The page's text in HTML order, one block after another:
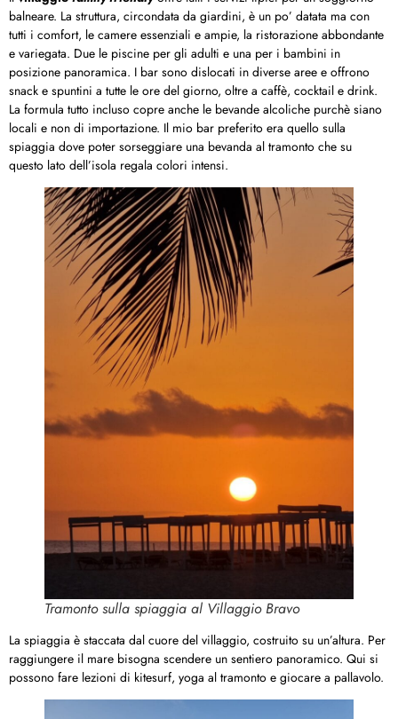
balneare. La struttura, circondata da giardini, è un po’ datata ma con
tutti i comfort, le camere essenziali e ampie, la ristorazione abbondante
e variegata. Due le piscine per gli adulti e una per i bambini in
posizione panoramica. I bar sono dislocati in diverse aree e offrono
snack e spuntini a tutte le ore del giorno, oltre a caffè, cocktail e drink.
La formula tutto incluso copre anche le bevande alcoliche purchè siano
locali e non di importazione. Il mio bar preferito era quello sulla
spiaggia dove poter sorseggiare una bevanda al tramonto che su
questo lato dell’isola regala colori intensi.
Tramonto sulla spiaggia al Villaggio Bravo
La spiaggia è staccata dal cuore del villaggio, costruito su un’altura. Per
raggiungere il mare bisogna scendere un sentiero panoramico. Qui si
possono fare lezioni di kitesurf, yoga al tramonto e giocare a pallavolo.